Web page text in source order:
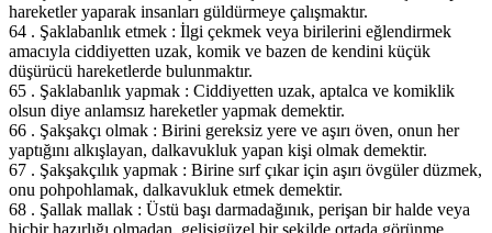
hareketler yaparak insanları güldürmeye çalışmaktır.
64 . Şaklabanlık etmek : İlgi çekmek veya birilerini eğlendirmek
amacıyla ciddiyetten uzak, komik ve bazen de kendini küçük
düşürücü hareketlerde bulunmaktır.
65 . Şaklabanlık yapmak : Ciddiyetten uzak, aptalca ve komiklik
olsun diye anlamsız hareketler yapmak demektir.
66 . Şakşakçı olmak : Birini gereksiz yere ve aşırı öven, onun her
yaptığını alkışlayan, dalkavukluk yapan kişi olmak demektir.
67 . Şakşakçılık yapmak : Birine sırf çıkar için aşırı övgüler düzmek,
onu pohpohlamak, dalkavukluk etmek demektir.
68 . Şallak mallak : Üstü başı darmadağınık, perişan bir halde veya
hiçbir hazırlığı olmadan, gelişigüzel bir şekilde ortada görünme